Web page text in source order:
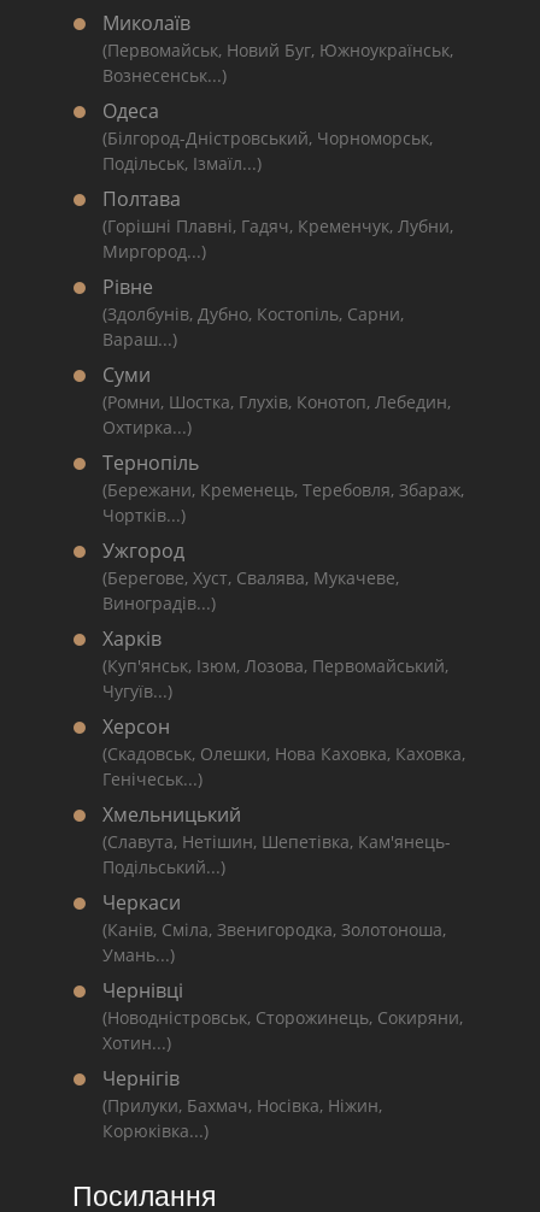
Миколаїв
(Первомайськ, Новий Буг, Южноукраїнськ,
Вознесенськ...)
Одеса
(Білгород-Дністровський, Чорноморськ,
Подільськ, Ізмаїл...)
Полтава
(Горішні Плавні, Гадяч, Кременчук, Лубни,
Миргород...)
Рівне
(Здолбунів, Дубно, Костопіль, Сарни,
Вараш...)
Суми
(Ромни, Шостка, Глухів, Конотоп, Лебедин,
Охтирка...)
Тернопіль
(Бережани, Кременець, Теребовля, Збараж,
Чортків...)
Ужгород
(Берегове, Хуст, Свалява, Мукачеве,
Виноградів...)
Харків
(Куп'янськ, Ізюм, Лозова, Первомайський,
Чугуїв...)
Херсон
(Скадовськ, Олешки, Нова Каховка, Каховка,
Генічеськ...)
Хмельницький
(Славута, Нетішин, Шепетівка, Кам'янець-
Подільський...)
Черкаси
(Канів, Сміла, Звенигородка, Золотоноша,
Умань...)
Чернівці
(Новодністровськ, Сторожинець, Сокиряни,
Хотин...)
Чернігів
(Прилуки, Бахмач, Носівка, Ніжин,
Корюківка...)
Посилання